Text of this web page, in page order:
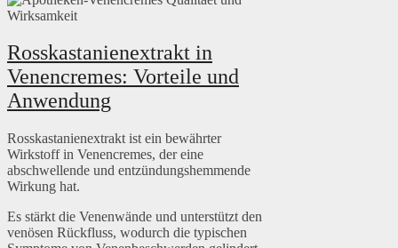
Rosskastanienextrakt in
Venencremes: Vorteile und
Anwendung
Rosskastanienextrakt ist ein bewährter
Wirkstoff in Venencremes, der eine
abschwellende und entzündungshemmende
Wirkung hat.
Es stärkt die Venenwände und unterstützt den
venösen Rückfluss, wodurch die typischen